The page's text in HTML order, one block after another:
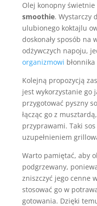
Olej konopny
smoothie. Wystarczy
ulubionego koktajlu
doskonały sposób na
odżywczych napoju,
organizmowi
Kolejną propozycją
jest wykorzystanie go
przygotować pyszny
łącząc go z
przyprawami. Taki
uzupełnieniem
Warto pamiętać, aby
podgrzewany,
zniszczyć jego cenne
stosować go w
gotowania. Dzięki